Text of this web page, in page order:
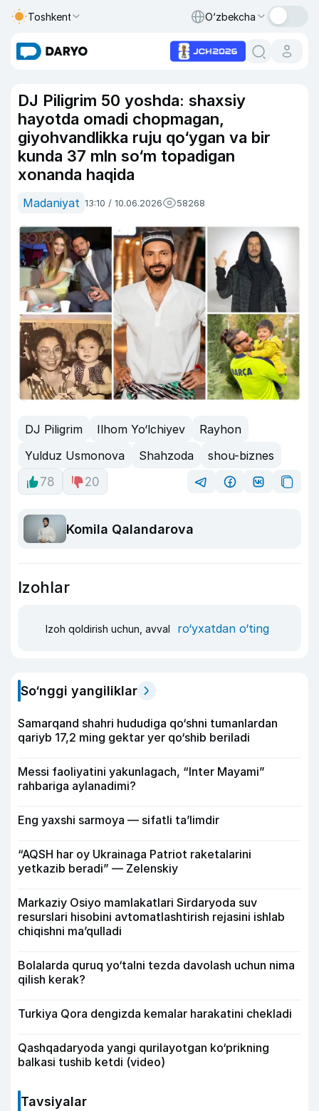
Toshkent O‘zbekcha
DJ Piligrim 50 yoshda: shaxsiy
hayotda omadi chopmagan,
giyohvandlikka ruju qo‘ygan va bir
kunda 37 mln so‘m topadigan
xonanda haqida
Madaniyat 13:10 / 10.06.2026 58268
DJ Piligrim Ilhom Yo‘lchiyev
Rayhon
Yulduz Usmonova
Shahzoda
shou-biznes
78
20
Komila Qalandarova
Izohlar
Izoh qoldirish uchun, avval ro‘yxatdan o‘ting
So‘nggi yangiliklar
Samarqand shahri hududiga qo‘shni tumanlardan
qariyb 17,2 ming gektar yer qo‘shib beriladi
Messi faoliyatini yakunlagach, “Inter Mayami”
rahbariga aylanadimi?
Eng yaxshi sarmoya — sifatli ta’limdir
“AQSH har oy Ukrainaga Patriot raketalarini
yetkazib beradi” — Zelenskiy
Markaziy Osiyo mamlakatlari Sirdaryoda suv
resurslari hisobini avtomatlashtirish rejasini ishlab
chiqishni ma’qulladi
Bolalarda quruq yo‘talni tezda davolash uchun nima
qilish kerak?
Turkiya Qora dengizda kemalar harakatini chekladi
Qashqadaryoda yangi qurilayotgan ko‘prikning
balkasi tushib ketdi (video)
Tavsiyalar